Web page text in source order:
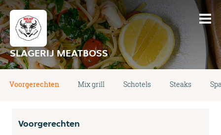
SLAGERIJ MEATBOSS
Voorgerechten Mix grill Schotels Steaks
Voorgerechten